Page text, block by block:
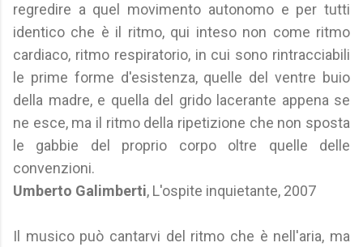
regredire a quel movimento autonomo e per tutti
identico che è il ritmo, qui inteso non come ritmo
cardiaco, ritmo respiratorio, in cui sono rintracciabili
le prime forme d'esistenza, quelle del ventre buio
della madre, e quella del grido lacerante appena se
ne esce, ma il ritmo della ripetizione che non sposta
le gabbie del proprio corpo oltre quelle delle
convenzioni.
Umberto Galimberti, L'ospite inquietante, 2007
Il musico può cantarvi del ritmo che è nell'aria, ma